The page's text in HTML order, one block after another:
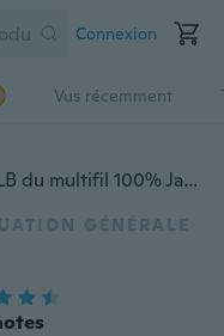
Connexion
Vus récemment
Ligne de pêche tressée 8LB à 100LB du multifil 100% Japon Multifilament PE
GÉNÉRALE